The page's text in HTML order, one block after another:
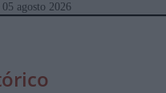
agosto 2026